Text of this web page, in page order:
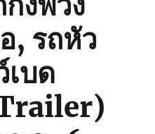
, รถหัว
เบด